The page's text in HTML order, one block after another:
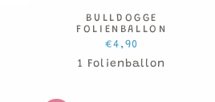
BULLDOGGE
FOLIENBALLON
€4,90
1 Folienballon